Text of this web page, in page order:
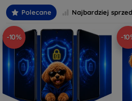
Polecane Najbardziej
-10% -